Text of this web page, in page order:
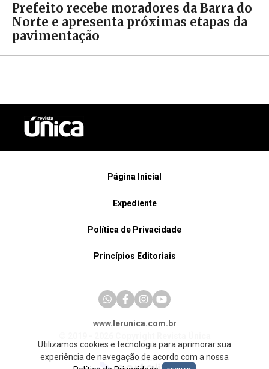
Prefeito recebe moradores da Barra do
Norte e apresenta próximas etapas da
pavimentação
Página Inicial
Expediente
Política de Privacidade
Princípios Editoriais
www.lerunica.com.br
Utilizamos cookies e tecnologia para aprimorar sua
experiência de navegação de acordo com a nossa